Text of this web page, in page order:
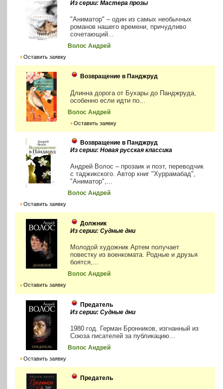
Из серии: Мастера прозы
"Аниматор" – один из самых необычных
романов нашего времени, причудливо
сочетающий...
Волос Андрей
Оставить заявку
Возвращение в Панджруд
Длинна дорога от Бухары до Панджруда,
особенно если идти по...
Волос Андрей
Оставить заявку
Возвращение в Панджруд
Из серии: Новая русская классика
Андрей Волос – прозаик и поэт, переводчик
с таджикского. Автор книг "Хуррамабад",
"Аниматор",...
Волос Андрей
Оставить заявку
Должник
Из серии: Судные дни
Молодой художник Артем получает
повестку из военкомата. Родные и друзья
боятся,...
Волос Андрей
Оставить заявку
Предатель
Из серии: Судные дни
1980 год. Герман Бронников, изгнанный из
Союза писателей за публикацию...
Волос Андрей
Оставить заявку
Предатель